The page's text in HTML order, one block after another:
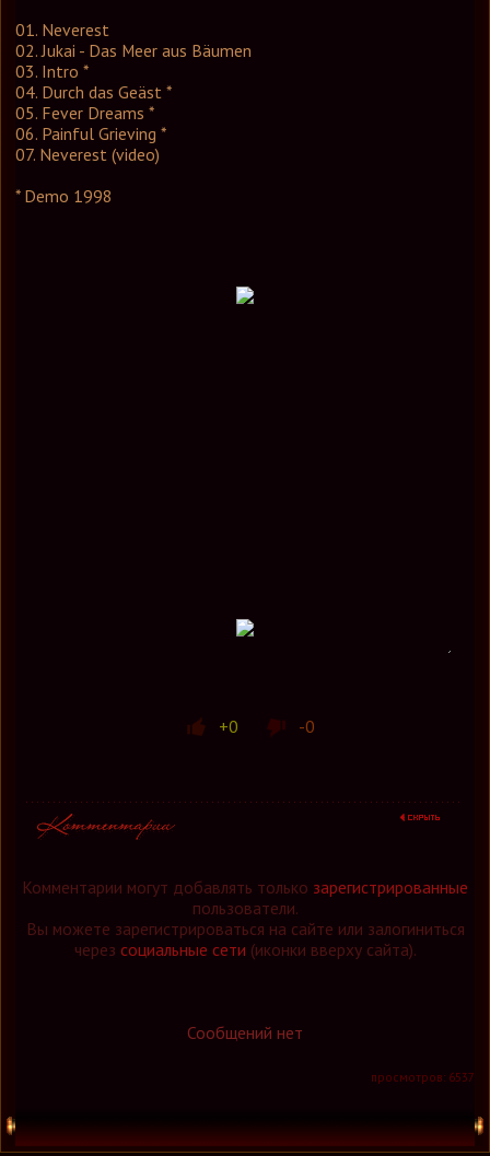
01. Neverest
02. Jukai - Das Meer aus Bäumen
03. Intro *
04. Durch das Geäst *
05. Fever Dreams *
06. Painful Grieving *
07. Neverest (video)
* Demo 1998
+0 -0
Комментарии могут добавлять только зарегистрированные
пользователи.
Вы можете зарегистрироваться на сайте или залогиниться
через социальные сети (иконки вверху сайта).
Сообщений нет
просмотров: 6537